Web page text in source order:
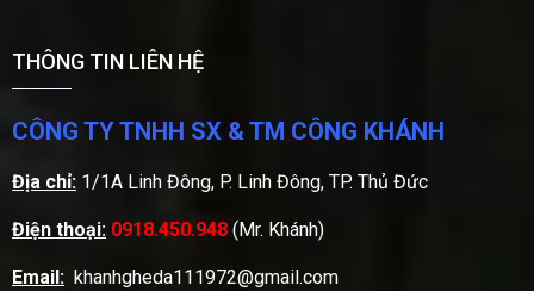
THÔNG TIN LIÊN HỆ
CÔNG TY TNHH SX & TM CÔNG KHÁNH
Địa chỉ: 1/1A Linh Đông, P. Linh Đông, TP. Thủ Đức
Điện thoại: 0918.450.948 (Mr. Khánh)
Email: khanhgheda111972@gmail.com